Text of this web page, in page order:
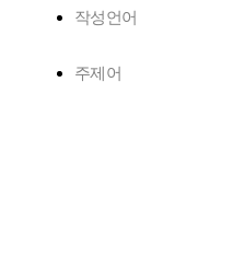
작성언어
주제어